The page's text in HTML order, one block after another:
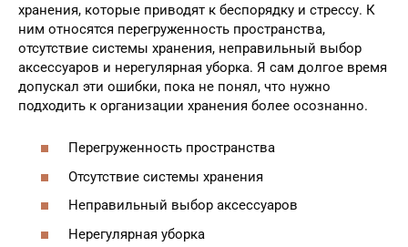
хранения, которые приводят к беспорядку и стрессу. К
ним относятся перегруженность пространства,
отсутствие системы хранения, неправильный выбор
аксессуаров и нерегулярная уборка. Я сам долгое время
допускал эти ошибки, пока не понял, что нужно
подходить к организации хранения более осознанно.
Перегруженность пространства
Отсутствие системы хранения
Неправильный выбор аксессуаров
Нерегулярная уборка